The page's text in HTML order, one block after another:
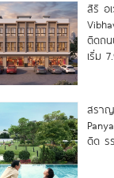
สิริ อ
ติดถน
เริ่ม
สรา
ดิด ร